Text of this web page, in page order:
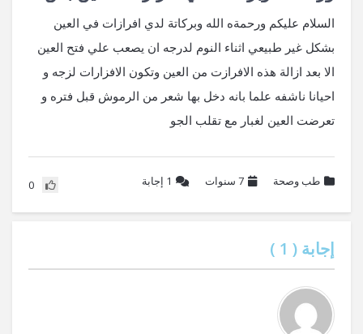
السلام عليكم ورحمةه الله وبركاتة لدي افرازات في العين
بشكل غير طبيعي اثناء النوم لدرجه ان يصعب علي فتح العين
الا بعد ازالة هذه الافرازت من العين وتكون الافزارات لزجه و
احيانا ناشفه علما بانه دخل بها شعر من الرموش قبل فتره و
تعرضت العين لغبار مع تقلب الجو
طب وصحة 7 سنوات 1 إجابة 0
إجابة ( 1
)